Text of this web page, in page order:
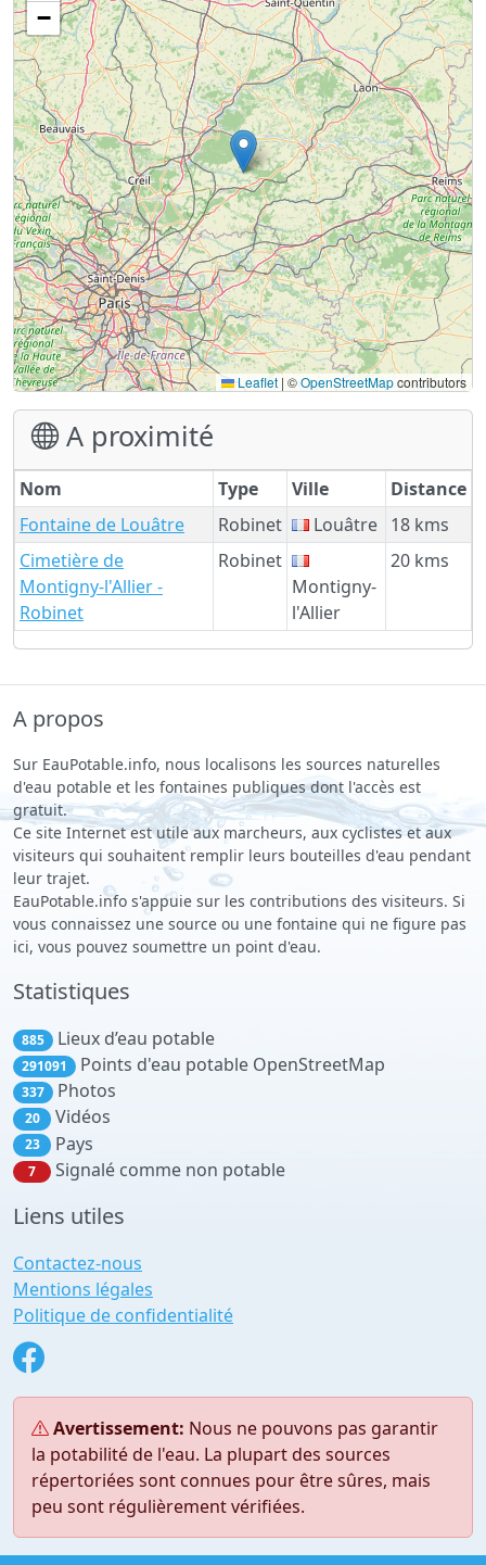
−
Leaflet | ©OpenStreetMapcontributors
A proximité
Nom Type Ville
Distance
Fontaine de Louâtre
Robinet Louâtre 18 kms
Cimetière de
Montigny-l'Allier -
Robinet
Robinet
Montigny-
l'Allier
20 kms
A propos
Sur EauPotable.info, nous localisons les sources naturelles
d'eau potable et les fontaines publiques dont l'accès est
gratuit.
Ce site Internet est utile aux marcheurs, aux cyclistes et aux
visiteurs qui souhaitent remplir leurs bouteilles d'eau pendant
leur trajet.
EauPotable.info s'appuie sur les contributions des visiteurs. Si
vous connaissez une source ou une fontaine qui ne figure pas
ici, vous pouvez soumettre un point d'eau.
Statistiques
885 Lieux d’eau potable
291091 Points d'eau potable OpenStreetMap
337 Photos
20 Vidéos
23 Pays
7 Signalé comme non potable
Liens utiles
Contactez-nous
Mentions légales
Politique de confidentialité
Avertissement: Nous ne pouvons pas garantir
la potabilité de l'eau. La plupart des sources
répertoriées sont connues pour être sûres, mais
peu sont régulièrement vérifiées.